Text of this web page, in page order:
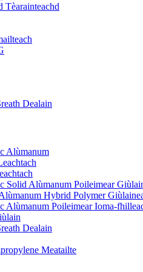
Tèarainteachd
Dealain
Alùmanum
Solid Alùmanum Poileimear
Hybrid Polymer
Alùmanum Poileimear Ioma-
Dealain
Meatailte